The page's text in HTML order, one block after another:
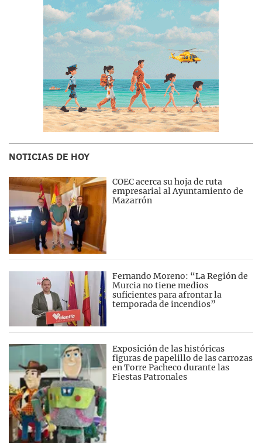
NOTICIAS DE HOY
COEC acerca su hoja de ruta
empresarial al Ayuntamiento de
Mazarrón
Fernando Moreno: “La Región de
Murcia no tiene medios
suficientes para afrontar la
temporada de incendios”
Exposición de las históricas
figuras de papelillo de las carrozas
en Torre Pacheco durante las
Fiestas Patronales